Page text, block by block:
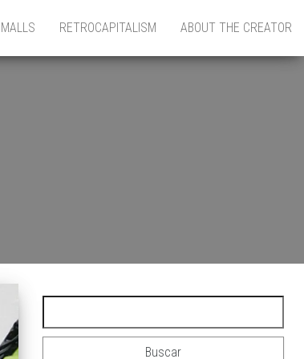
RETROCAPITALISM ABOUT THE CREATOR